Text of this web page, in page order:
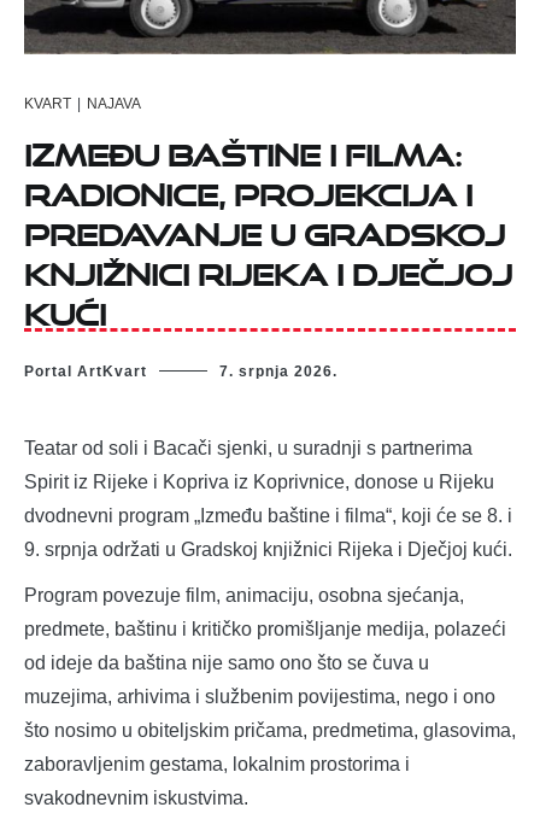
KVART NAJAVA
Između baštine i filma:
radionice, projekcija i
predavanje u Gradskoj
knjižnici Rijeka i Dječjoj
kući
Portal ArtKvart 7. srpnja 2026.
Teatar od soli i Bacači sjenki, u suradnji s partnerima
Spirit iz Rijeke i Kopriva iz Koprivnice, donose u Rijeku
dvodnevni program „Između baštine i filma“, koji će se 8. i
9. srpnja održati u Gradskoj knjižnici Rijeka i Dječjoj kući.
Program povezuje film, animaciju, osobna sjećanja,
predmete, baštinu i kritičko promišljanje medija, polazeći
od ideje da baština nije samo ono što se čuva u
muzejima, arhivima i službenim povijestima, nego i ono
što nosimo u obiteljskim pričama, predmetima, glasovima,
zaboravljenim gestama, lokalnim prostorima i
svakodnevnim iskustvima.